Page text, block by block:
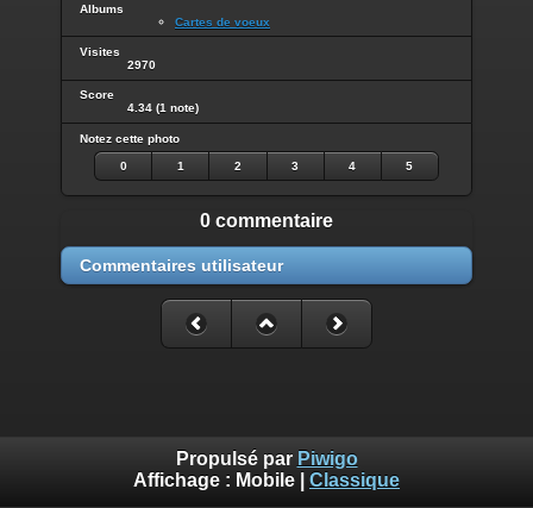
Albums
Cartes de voeux
Visites
2970
Score
4.34 (1 note)
Notez cette photo
0 1 2 3 4 5
0 commentaire
Commentaires utilisateur
Propulsé par Piwigo
Affichage : Mobile Classique